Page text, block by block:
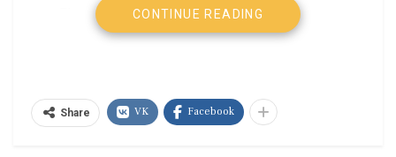
conflicto sirio.
CONTINUE READING
Share VK Facebook